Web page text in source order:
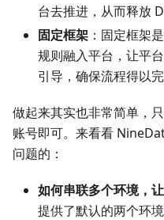
台去推进，从而释放
固定框架 ：固定框架
规则融入平台，让平
引导，确保流程得以
做起来其实也非常简单，
账号即可。来看看
问题的：
如何串联多个环境，
提供了默认的两个环